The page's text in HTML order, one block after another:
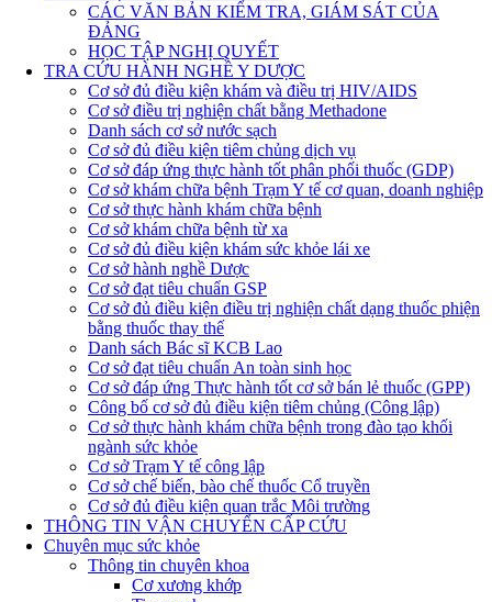
CÁC VĂN BẢN KIỂM TRA, GIÁM SÁT CỦA
ĐẢNG
HỌC TẬP NGHỊ QUYẾT
TRA CỨU HÀNH NGHỀ Y DƯỢC
Cơ sở đủ điều kiện khám và điều trị HIV/AIDS
Cơ sở điều trị nghiện chất bằng Methadone
Danh sách cơ sở nước sạch
Cơ sở đủ điều kiện tiêm chủng dịch vụ
Cơ sở đáp ứng thực hành tốt phân phối thuốc (GDP)
Cơ sở khám chữa bệnh Trạm Y tế cơ quan, doanh nghiệp
Cơ sở thực hành khám chữa bệnh
Cơ sở khám chữa bệnh từ xa
Cơ sở đủ điều kiện khám sức khỏe lái xe
Cơ sở hành nghề Dược
Cơ sở đạt tiêu chuẩn GSP
Cơ sở đủ điều kiện điều trị nghiện chất dạng thuốc phiện
bằng thuốc thay thế
Danh sách Bác sĩ KCB Lao
Cơ sở đạt tiêu chuẩn An toàn sinh học
Cơ sở đáp ứng Thực hành tốt cơ sở bán lẻ thuốc (GPP)
Công bố cơ sở đủ điều kiện tiêm chủng (Công lập)
Cơ sở thực hành khám chữa bệnh trong đào tạo khối
ngành sức khỏe
Cơ sở Trạm Y tế công lập
Cơ sở chế biến, bào chế thuốc Cổ truyền
Cơ sở đủ điều kiện quan trắc Môi trường
THÔNG TIN VẬN CHUYỂN CẤP CỨU
Chuyên mục sức khỏe
Thông tin chuyên khoa
Cơ xương khớp